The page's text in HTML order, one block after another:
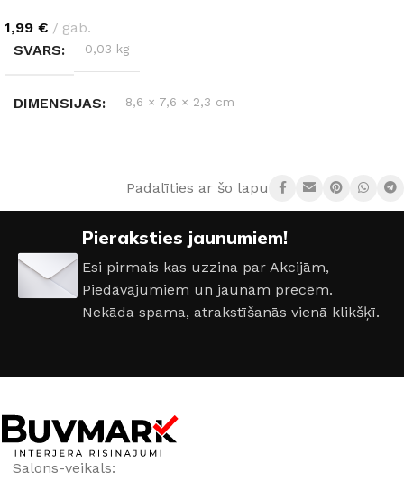
1,99 €
gab.
SVARS
0,03 kg
DIMENSIJAS 8,6 × 7,6 × 2,3 cm
GAISMAS TEMPERATŪRA 3000 K (silti balta)
Padalīties ar šo lapu:
Pieraksties jaunumiem!
Esi pirmais kas uzzina par Akcijām,
Piedāvājumiem un jaunām precēm.
Nekāda spama, atrakstīšanās vienā klikšķī.
Salons-veikals: